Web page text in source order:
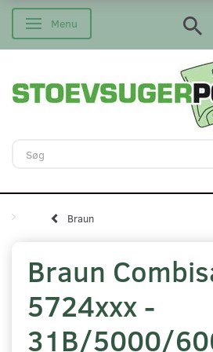
Skifte navigation
Menu
Braun
Braun
5724xxx -
31B/5000/